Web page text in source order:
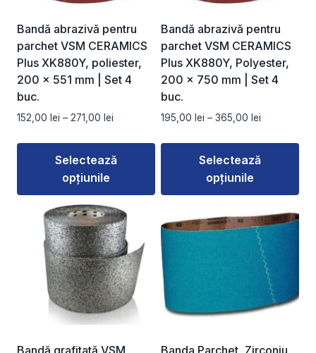
fi
alese
în
pagina
produsului.
fi
alese
în
pagina
produsului.
Bandă abrazivă pentru
parchet VSM CERAMICS
Plus XK880Y, poliester,
200 × 551 mm | Set 4
buc.
152,00 lei – 271,00 lei
prețuri:
152,00 lei
271,00 lei
Selectează
opțiunile
produs
variații.
Opțiunile
fi
Bandă abrazivă pentru
parchet VSM CERAMICS
Plus XK880Y, Polyester,
200 × 750 mm | Set 4
buc.
195,00 lei – 365,00 lei
prețuri:
195,00 lei
Selectează
opțiunile
produs
are
mai
multe
variații.
Opțiunile
fi
Bandă grafitată VSM
Banda Parchet, Zirconiu,